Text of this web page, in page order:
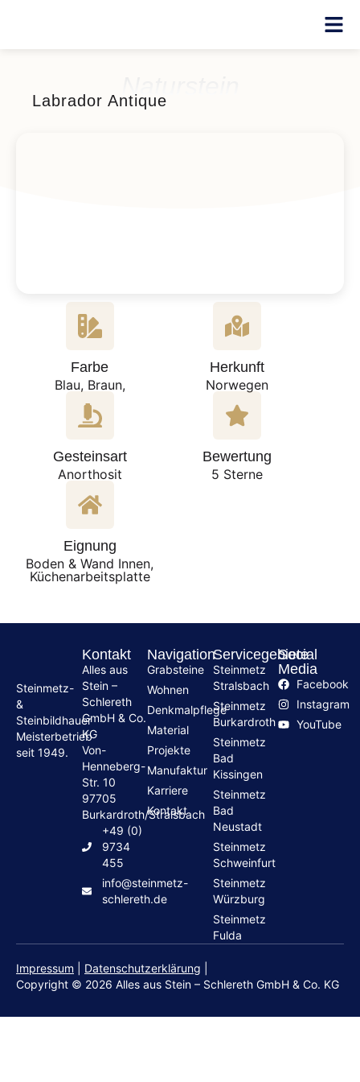
Labrador Antique
Farbe
Blau, Braun,
Herkunft
Norwegen
Gesteinsart
Anorthosit
Bewertung
5 Sterne
Eignung
Boden & Wand Innen,
Küchenarbeitsplatte
Steinmetz-
&
Steinbildhauer
Meisterbetrieb
seit 1949.
Kontakt
Alles aus
Stein –
Schlereth
GmbH & Co.
KG
Von-
Henneberg-
Str. 10
97705
Burkardroth/Stralsbach
+49 (0)
9734
455
info@steinmetz-
schlereth.de
Navigation
Grabsteine
Wohnen
Denkmalpflege
Material
Projekte
Manufaktur
Karriere
Kontakt
Servicegebiete
Steinmetz
Stralsbach
Steinmetz
Burkardroth
Steinmetz
Bad
Kissingen
Steinmetz
Bad
Neustadt
Steinmetz
Schweinfurt
Steinmetz
Würzburg
Steinmetz
Fulda
Social
Media
Facebook
Instagram
YouTube
Copyright © 2026 Alles aus Stein – Schlereth GmbH & Co. KG
Impressum Datenschutzerklärung